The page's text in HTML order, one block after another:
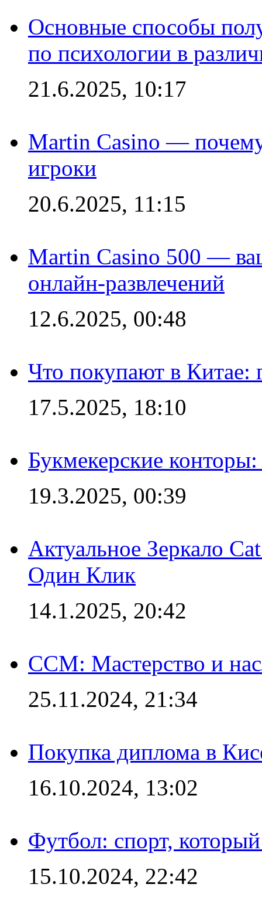
Основные способы
по психологии в
21.6.2025, 10:17
Martin Casino —
игроки
20.6.2025, 11:15
Martin Casino 500 —
онлайн-развлечений
12.6.2025, 00:48
Что покупают в Китае:
17.5.2025, 18:10
Букмекерские
19.3.2025, 00:39
Актуальное Зеркало
Один Клик
14.1.2025, 20:42
CCM: Мастерство и
25.11.2024, 21:34
Покупка диплома в
16.10.2024, 13:02
Футбол: спорт,
15.10.2024, 22:42